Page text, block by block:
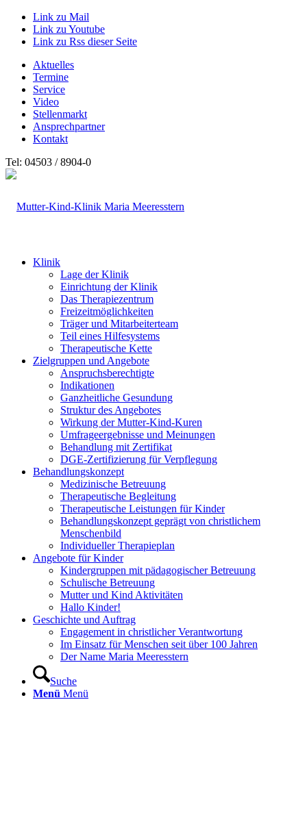
Link zu Mail
Link zu Youtube
Link zu Rss dieser Seite
Aktuelles
Termine
Service
Video
Stellenmarkt
Ansprechpartner
Kontakt
Tel: 04503 / 8904-0
Klinik
Lage der Klinik
Einrichtung der Klinik
Das Therapiezentrum
Freizeitmöglichkeiten
Träger und Mitarbeiterteam
Teil eines Hilfesystems
Therapeutische Kette
Zielgruppen und Angebote
Anspruchsberechtigte
Indikationen
Ganzheitliche Gesundung
Struktur des Angebotes
Wirkung der Mutter-Kind-Kuren
Umfrageergebnisse und Meinungen
Behandlung mit Zertifikat
DGE-Zertifizierung für Verpflegung
Behandlungskonzept
Medizinische Betreuung
Therapeutische Begleitung
Therapeutische Leistungen für Kinder
Behandlungskonzept geprägt von christlichem
Menschenbild
Individueller Therapieplan
Angebote für Kinder
Kindergruppen mit pädagogischer Betreuung
Schulische Betreuung
Mutter und Kind Aktivitäten
Hallo Kinder!
Geschichte und Auftrag
Engagement in christlicher Verantwortung
Im Einsatz für Menschen seit über 100 Jahren
Der Name Maria Meeresstern
Suche
Menü Menü